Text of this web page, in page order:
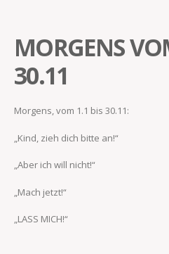
MORGENS
30.11
Morgens, vom 1.1 bis 30.11:
„Kind, zieh dich bitte an!“
„Aber ich will nicht!“
„Mach jetzt!“
„LASS MICH!“